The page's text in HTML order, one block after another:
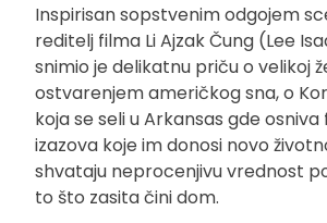
Inspirisan sopstvenim odgojem
reditelj filma Li Ajzak Čung (Lee
snimio je delikatnu priču o velikoj
ostvarenjem američkog sna, o
koja se seli u Arkansas gde
izazova koje im donosi novo
shvataju neprocenjivu vrednost
to što zasita čini dom.